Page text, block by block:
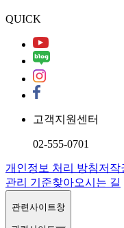
QUICK
고객지원센터
02-555-0701
개인정보 처리 방침저작
관리 기준찾아오시는 길
관련사이트창